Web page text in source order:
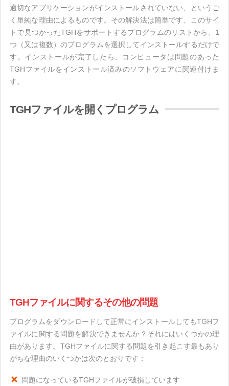
適切なアプリケーションがインストールされていない、というご
く単純な理由によるものです。その解決法は簡単です、このサイ
トで見つかったTGHをサポートするプログラムのリストから、1
つ（又は複数）のプログラムを選択してインストールするだけで
す。インストールが完了したら、コンピュータは問題のあった
TGHファイルをインストール済みのソフトウェアに関連付けま
す。
TGHファイルを開くプログラム
TGHファイルに関するその他の問題
プログラムをダウンロードして正常にインストールしてもTGHフ
ァイルに関する問題を解決できませんか？それにはいくつかの理
由があります。TGHファイルに関する問題を引き起こす最もあり
がちな理由のいくつかは次のとおりです：
問題になっているTGHファイルが破損しています